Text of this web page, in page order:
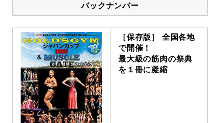
バックナンバー
［保存版］ 全国各地
で開催！
最大級の筋肉の祭典
を１冊に凝縮